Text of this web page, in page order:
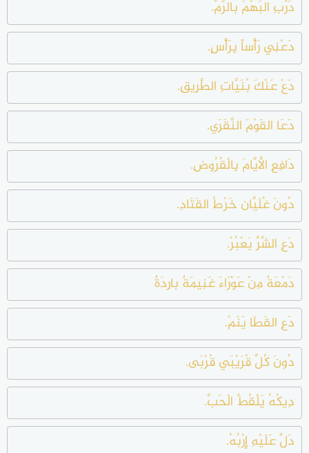
دَرِّبِ البَهْمَ بالرَّمِّ.
دَعْنِي رَأْساً بِرَأْسٍ.
دَعْ عَنْكَ بُنَيَّاتِ الطَّرِيقِ.
دَعَا القَوْمَ النَّقَرَي.
دَافِعِ الأيَّامَ بِالْقُرُوضِ.
دُونَ غُلَيَّان خَرْطُ القَتَادِ.
دَعِ الشَّرَّ يَعْبُرْ.
دَمْعَةٌ مِنْ عَوْرَاءَ غَنِيمَةٌ بارِدَةٌ
دَعِ القَطَا يَنَمْ.
دُونَ كُلِّ قُرَيْبَي قُرْبَى.
دِيكُهُ يَلْقُطٌ الْحَبَّ.
دَلَّ عَلَيْهِ إِرْبُهُ.